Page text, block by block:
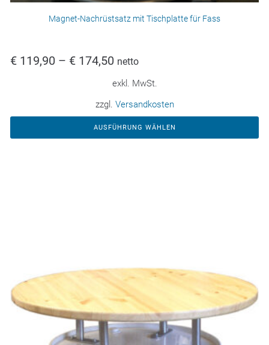
Magnet-Nachrüstsatz mit Tischplatte für Fass
€ 119,90 – € 174,50 netto
exkl. MwSt.
zzgl. Versandkosten
AUSFÜHRUNG WÄHLEN